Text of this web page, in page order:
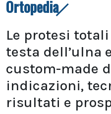
Ortopedia
Le protesi
testa dell’ulna
custom-made
indicazioni,
risultati e